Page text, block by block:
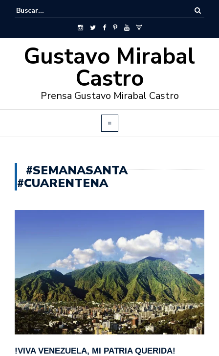
Gustavo Mirabal
Castro
Prensa Gustavo Mirabal Castro
#SEMANASANTA
#CUARENTENA
!VIVA VENEZUELA, MI PATRIA QUERIDA!